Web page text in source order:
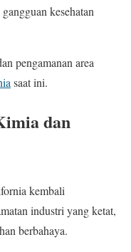
kesehatan
pengamanan area
saat ini.
dan
kembali
industri yang ketat,
berbahaya.